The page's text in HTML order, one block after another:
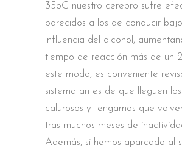
35oC nuestro cerebro sufre
parecidos a los de conducir
influencia del alcohol,
tiempo de reacción más de un
este modo, es conveniente
sistema antes de que lleguen
calurosos y tengamos que
tras muchos meses de
Además, si hemos aparcado al